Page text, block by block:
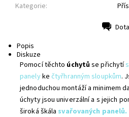
Kategorie:
Popis
Diskuze
Pomocí těchto úchytůse přichytí
panelyke čtyřhranným sloupkům.
jednoduchou montáží a minimem
úchyty jsou univerzální a s jejich
široká škála svařovaných panelů.